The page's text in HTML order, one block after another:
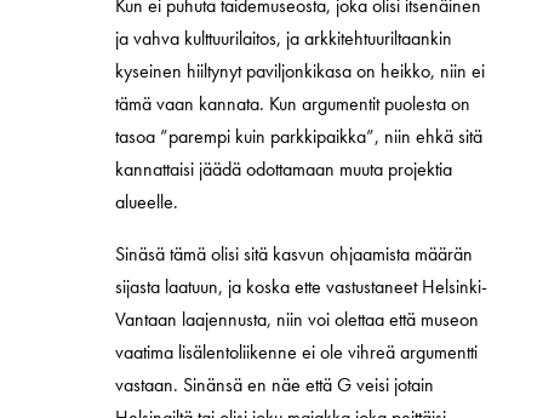
Kun ei puhuta taidemuseosta, joka olisi itsenäinen
ja vahva kulttuurilaitos, ja arkkitehtuuriltaankin
kyseinen hiiltynyt paviljonkikasa on heikko, niin ei
tämä vaan kannata. Kun argumentit puolesta on
tasoa ”parempi kuin parkkipaikka”, niin ehkä sitä
kannattaisi jäädä odottamaan muuta projektia
alueelle.
Sinäsä tämä olisi sitä kasvun ohjaamista määrän
sijasta laatuun, ja koska ette vastustaneet Helsinki-
Vantaan laajennusta, niin voi olettaa että museon
vaatima lisälentoliikenne ei ole vihreä argumentti
vastaan. Sinänsä en näe että G veisi jotain